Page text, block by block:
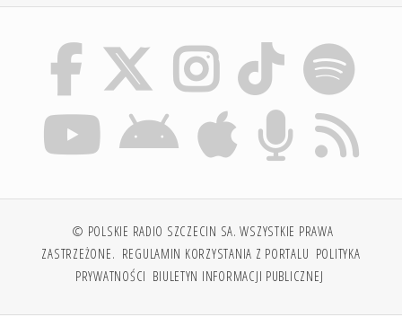
© POLSKIE RADIO SZCZECIN SA. WSZYSTKIE PRAWA
ZASTRZEŻONE. REGULAMIN KORZYSTANIA Z PORTALU POLITYKA
PRYWATNOŚCI BIULETYN INFORMACJI PUBLICZNEJ